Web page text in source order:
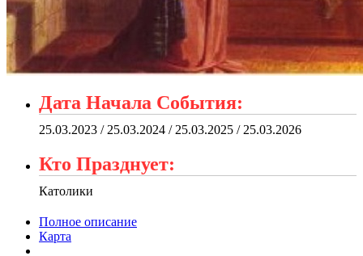
Дата Начала События:
25.03.2023 / 25.03.2024 / 25.03.2025 / 25.03.2026
Кто Празднует:
Католики
Полное описание
Карта